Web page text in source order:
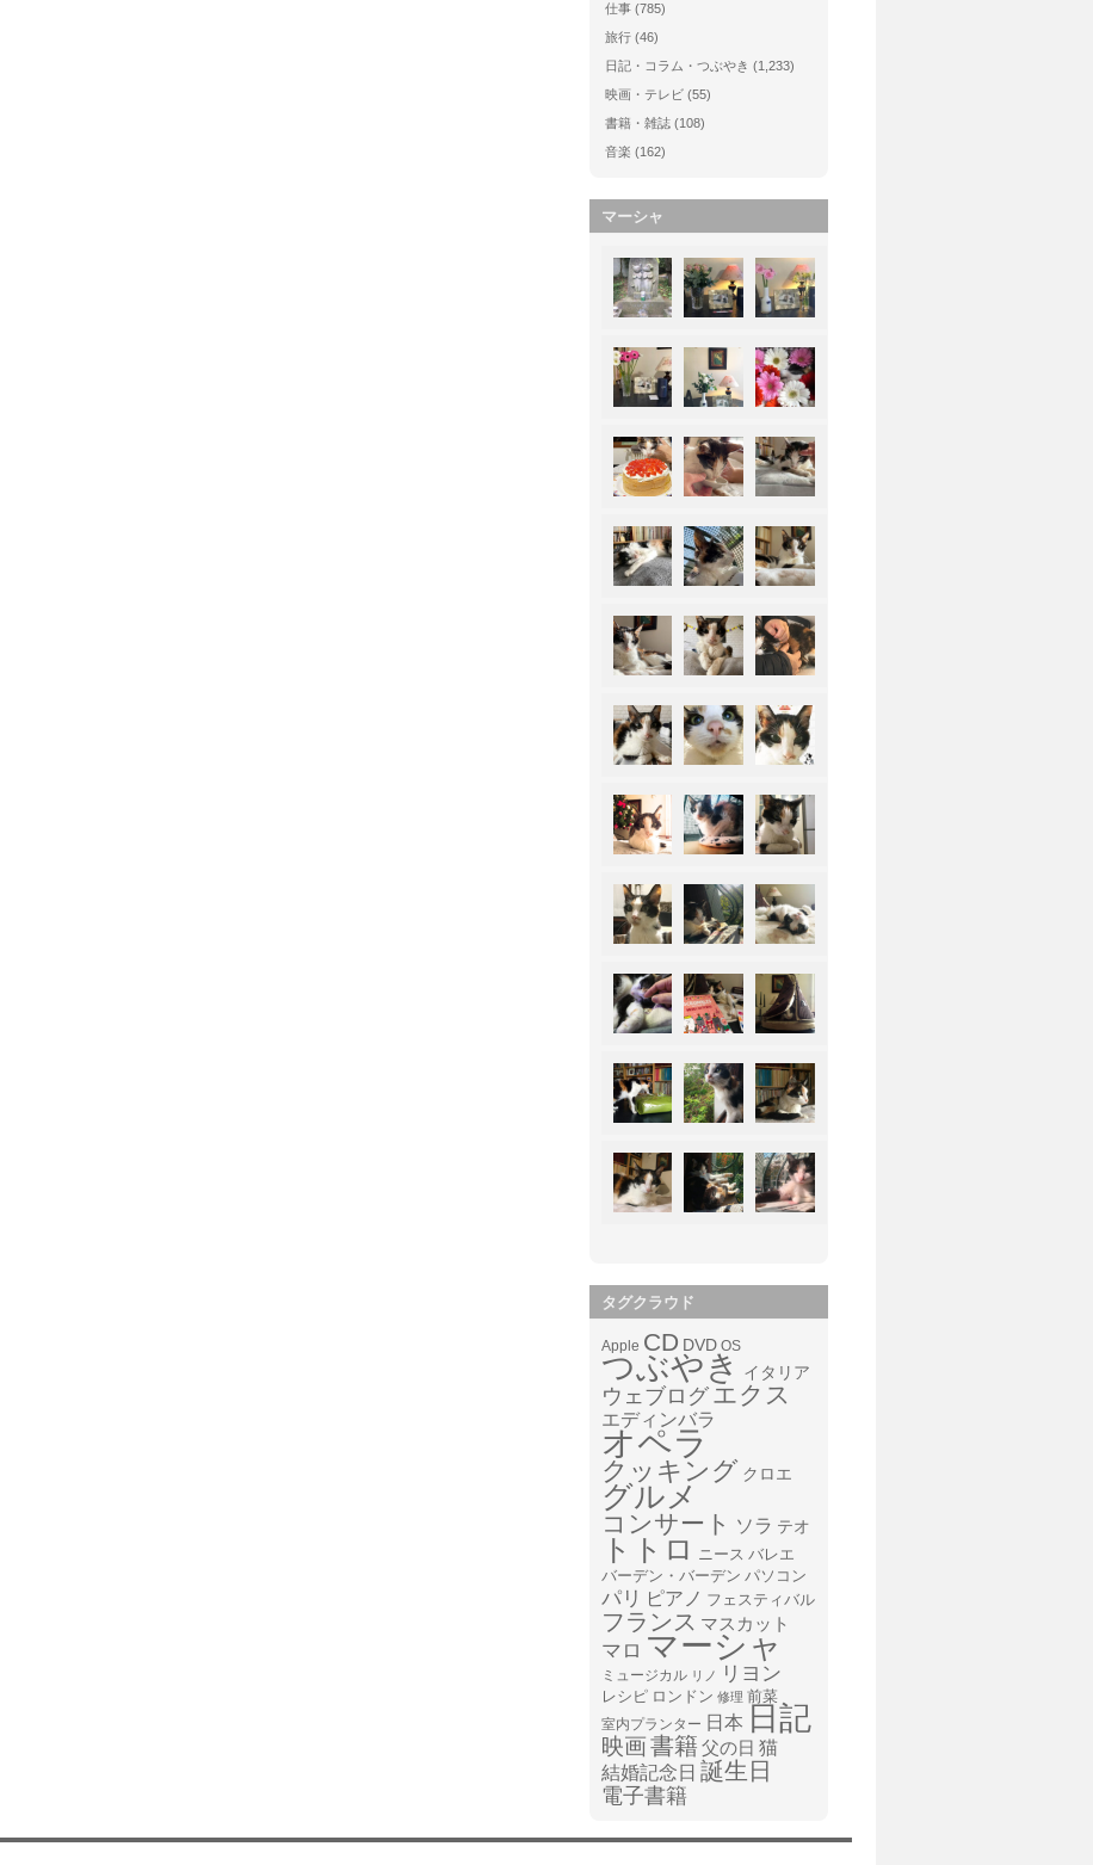
仕事 (785)
旅行 (46)
日記・コラム・つぶやき (1,233)
映画・テレビ (55)
書籍・雑誌 (108)
音楽 (162)
マーシャ
タグクラウド
Apple CD DVD OS
つぶやき イタリア
ウェブログ エクス
エディンバラ
オペラ
クッキング クロエ
グルメ
コンサート ソラ テオ
トトロ ニース バレエ
バーデン・バーデン パソコン
パリ ピアノ フェスティバル
フランス マスカット
マロ マーシャ
ミュージカル リノ リヨン
レシピ ロンドン 修理 前菜
室内プランター 日本 日記
映画書籍 父の日 猫
結婚記念日 誕生日
電子書籍